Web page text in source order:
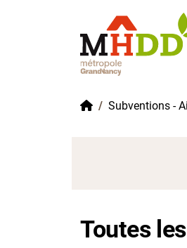
Accueil
Subventions -
Toutes